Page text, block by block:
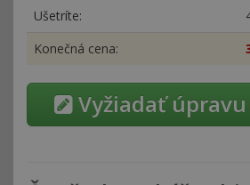
Ušetríte:
Konečná cena:
Vyžiadať úpravu